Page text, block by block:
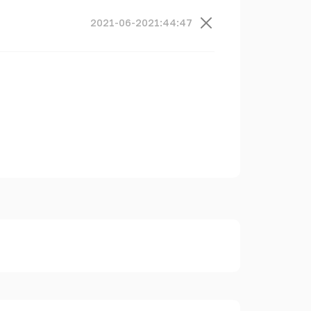
2021-06-2021:44:47